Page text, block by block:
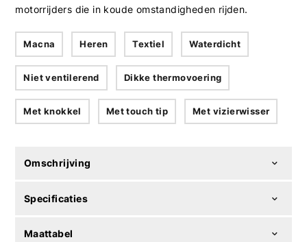
motorrijders die in koude omstandigheden rijden.
Macna Heren Textiel Waterdicht
Niet ventilerend Dikke thermovoering
Met knokkel Met touch tip Met vizierwisser
Omschrijving
Specificaties
Maattabel